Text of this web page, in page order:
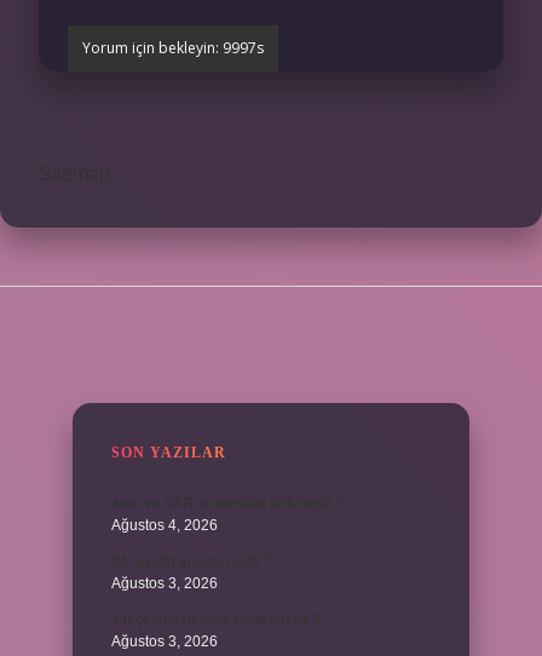
SON YAZILAR
Ağustos 4, 2026
Ağustos 3, 2026
Ağustos 3, 2026